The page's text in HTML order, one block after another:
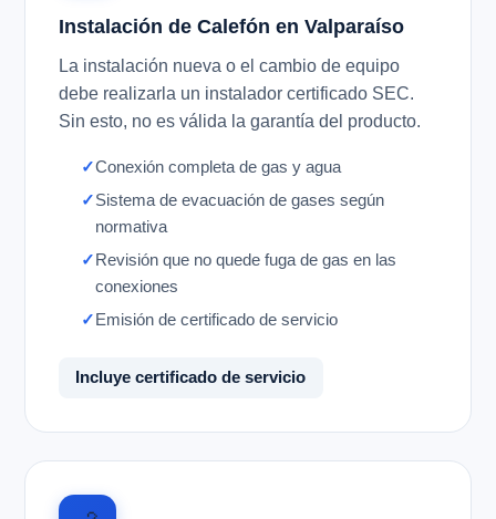
Instalación de Calefón en Valparaíso
La instalación nueva o el cambio de equipo
debe realizarla un instalador certificado SEC.
Sin esto, no es válida la garantía del producto.
Conexión completa de gas y agua
Sistema de evacuación de gases según
normativa
Revisión que no quede fuga de gas en las
conexiones
Emisión de certificado de servicio
Incluye certificado de servicio